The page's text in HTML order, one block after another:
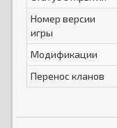
Номер версии
игры
Модификации
Перенос кланов